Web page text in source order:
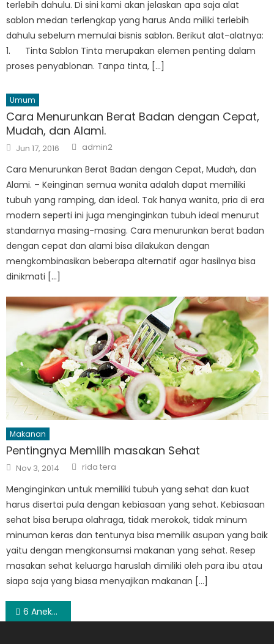
terlebih dahulu. Di sini kami akan jelaskan apa saja alat
sablon medan terlengkap yang harus Anda miliki terlebih
dahulu sebelum memulai bisnis sablon. Berikut alat-alatnya:
1. Tinta Sablon Tinta merupakan elemen penting dalam
proses penyablonan. Tanpa tinta, […]
Umum
Cara Menurunkan Berat Badan dengan Cepat,
Mudah, dan Alami.
Posted
on
Jun 17, 2016 Author
admin2
Cara Menurunkan Berat Badan dengan Cepat, Mudah, dan
Alami. – Keinginan semua wanita adalah dapat memiliki
tubuh yang ramping, dan ideal. Tak hanya wanita, pria di era
modern seperti ini juga menginginkan tubuh ideal menurut
standarnya masing-masing. Cara menurunkan berat badan
dengan cepat dan alami bisa dilakukan dengan
mengkombinasikan beberapa alternatif agar hasilnya bisa
dinikmati […]
Makanan
Pentingnya Memilih masakan Sehat
Posted
on
Nov 3, 2014 Author
rida tera
Menginginkan untuk memiliki tubuh yang sehat dan kuat
harus disertai pula dengan kebiasaan yang sehat. Kebiasaan
sehat bisa berupa olahraga, tidak merokok, tidak minum
minuman keras dan tentunya bisa memilik asupan yang baik
yaitu dengan mengkonsumsi makanan yang sehat. Resep
masakan sehat keluarga haruslah dimiliki oleh para ibu atau
siapa saja yang biasa menyajikan makanan […]
Post
6 Aneka Soto di Indonesia yang Terbukti Lezatnya